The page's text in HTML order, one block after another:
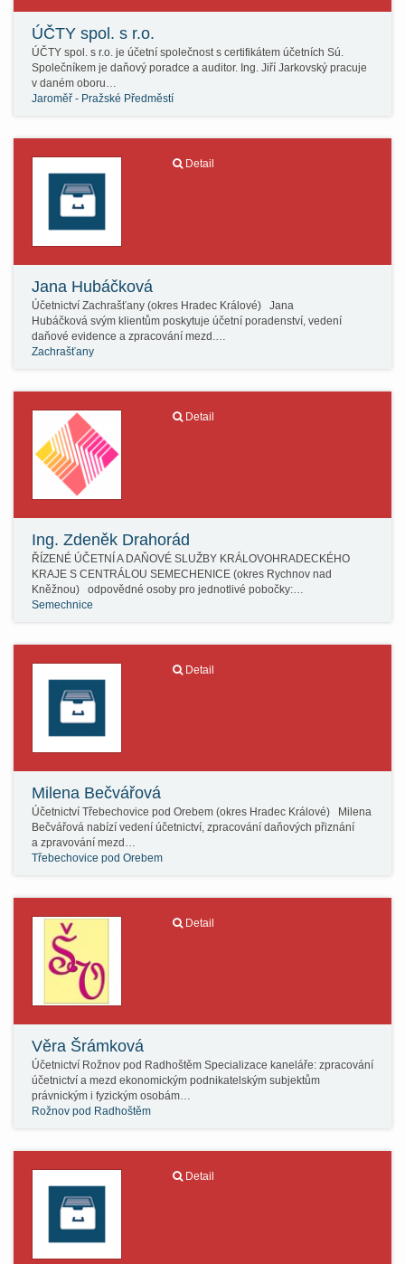
ÚČTY spol. s r.o.
ÚČTY spol. s r.o. je účetní společnost s certifikátem účetních Sú.
Společníkem je daňový poradce a auditor. Ing. Jiří Jarkovský pracuje
v daném oboru…
Jaroměř - Pražské Předměstí
Detail
Jana Hubáčková
Účetnictví Zachrašťany (okres Hradec Králové) Jana
Hubáčková svým klientům poskytuje účetní poradenství, vedení
daňové evidence a zpracování mezd.…
Zachrašťany
Detail
Ing. Zdeněk Drahorád
ŘÍZENÉ ÚČETNÍ A DAŇOVÉ SLUŽBY KRÁLOVOHRADECKÉHO
KRAJE S CENTRÁLOU SEMECHENICE (okres Rychnov nad
Kněžnou) odpovědné osoby pro jednotlivé pobočky:…
Semechnice
Detail
Milena Bečvářová
Účetnictví Třebechovice pod Orebem (okres Hradec Králové) Milena
Bečvářová nabízí vedení účetnictví, zpracování daňových přiznání
a zpravování mezd…
Třebechovice pod Orebem
Detail
Věra Šrámková
Účetnictví Rožnov pod Radhoštěm Specializace kaneláře: zpracování
účetnictví a mezd ekonomickým podnikatelským subjektům
právnickým i fyzickým osobám…
Rožnov pod Radhoštěm
Detail